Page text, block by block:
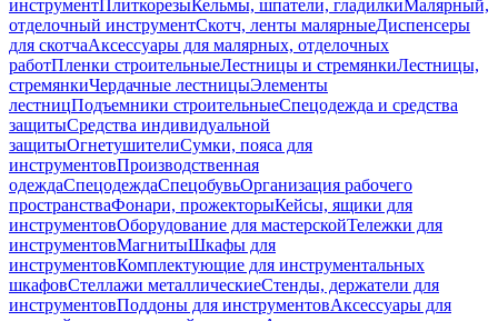
инструментПлиткорезыКельмы, шпатели, гладилкиМалярный,
отделочный инструментСкотч, ленты малярныеДиспенсеры
для скотчаАксессуары для малярных, отделочных
работПленки строительныеЛестницы и стремянкиЛестницы,
стремянкиЧердачные лестницыЭлементы
лестницПодъемники строительныеСпецодежда и средства
защитыСредства индивидуальной
защитыОгнетушителиСумки, пояса для
инструментовПроизводственная
одеждаСпецодеждаСпецобувьОрганизация рабочего
пространстваФонари, прожекторыКейсы, ящики для
инструментовОборудование для мастерскойТележки для
инструментовМагнитыШкафы для
инструментовКомплектующие для инструментальных
шкафовСтеллажи металлическиеСтенды, держатели для
инструментовПоддоны для инструментовАксессуары для